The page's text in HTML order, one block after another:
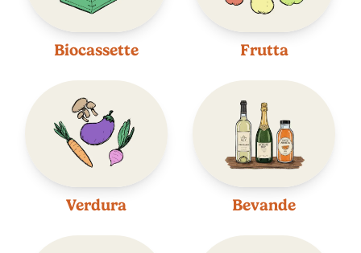
Biocassette Frutta
Verdura Bevande